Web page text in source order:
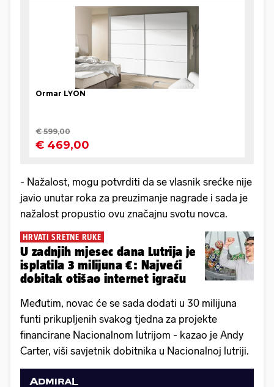
- Nažalost, mogu potvrditi da se vlasnik srećke nije
javio unutar roka za preuzimanje nagrade i sada je
nažalost propustio ovu značajnu svotu novca.
HRVATI SRETNE RUKE
U zadnjih mjesec dana Lutrija je
isplatila 3 milijuna €: Najveći
dobitak otišao internet igraču
Međutim, novac će se sada dodati u 30 milijuna
funti prikupljenih svakog tjedna za projekte
financirane Nacionalnom lutrijom - kazao je Andy
Carter, viši savjetnik dobitnika u Nacionalnoj lutriji.